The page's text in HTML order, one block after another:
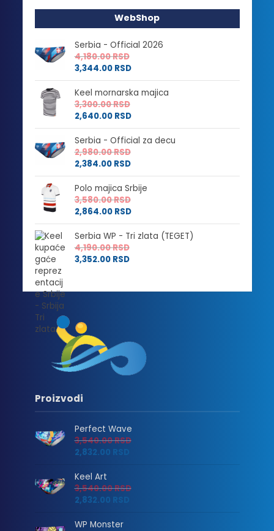
WebShop
Serbia - Official 2026
4,180.00RSD
3,344.00 RSD
Keel mornarska majica
3,300.00RSD
2,640.00 RSD
Serbia - Official za decu
2,980.00RSD
2,384.00 RSD
Polo majica Srbije
3,580.00RSD
2,864.00 RSD
Serbia WP - Tri zlata (TEGET)
4,190.00RSD
3,352.00 RSD
Proizvodi
Perfect Wave
3,540.00RSD
2,832.00 RSD
Keel Art
3,540.00RSD
2,832.00 RSD
WP Monster